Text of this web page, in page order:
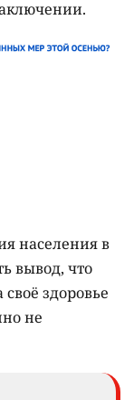
населения в
вывод, что
здоровье
не